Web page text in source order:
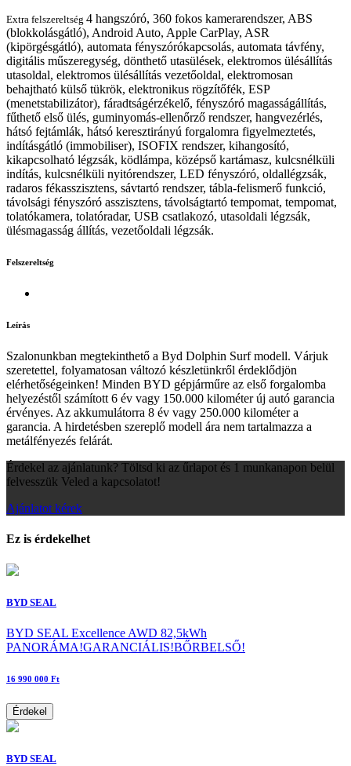
Extra felszereltség 4 hangszóró, 360 fokos kamerarendszer, ABS
(blokkolásgátló), Android Auto, Apple CarPlay, ASR
(kipörgésgátló), automata fényszórókapcsolás, automata távfény,
digitális műszeregység, dönthető utasülések, elektromos ülésállítás
utasoldal, elektromos ülésállítás vezetőoldal, elektromosan
behajtható külső tükrök, elektronikus rögzítőfék, ESP
(menetstabilizátor), fáradtságérzékelő, fényszóró magasságállítás,
fűthető első ülés, guminyomás-ellenőrző rendszer, hangvezérlés,
hátsó fejtámlák, hátsó keresztirányú forgalomra figyelmeztetés,
indításgátló (immobiliser), ISOFIX rendszer, kihangosító,
kikapcsolható légzsák, ködlámpa, középső kartámasz, kulcsnélküli
indítás, kulcsnélküli nyitórendszer, LED fényszóró, oldallégzsák,
radaros fékasszisztens, sávtartó rendszer, tábla-felismerő funkció,
távolsági fényszóró asszisztens, távolságtartó tempomat, tempomat,
tolatókamera, tolatóradar, USB csatlakozó, utasoldali légzsák,
ülésmagasság állítás, vezetőoldali légzsák.
Felszereltség
Leírás
Szalonunkban megtekinthető a Byd Dolphin Surf modell. Várjuk
szeretettel, folyamatosan változó készletünkről érdeklődjön
elérhetőségeinken! Minden BYD gépjárműre az első forgalomba
helyezéstől számított 6 év vagy 150.000 kilométer új autó garancia
érvényes. Az akkumulátorra 8 év vagy 250.000 kilométer a
garancia. A hirdetésben szereplő modell ára nem tartalmazza a
metálfényezés felárát.
Érdekel az ajánlatunk? Töltsd ki az űrlapot és 1 munkanapon belül
felvesszük Veled a kapcsolatot!
Ajánlatot kérek
Ez is érdekelhet
BYD SEAL
BYD SEAL Excellence AWD 82,5kWh
PANORÁMA!GARANCIÁLIS!BŐRBELSŐ!
16 990 000 Ft
Érdekel
BYD SEAL